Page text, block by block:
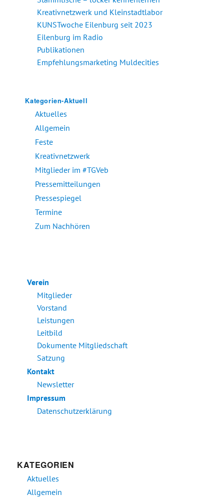
Kreativnetzwerk und Kleinstadtlabor
KUNSTwoche Eilenburg seit 2023
Eilenburg im Radio
Publikationen
Empfehlungsmarketing Muldecities
Kategorien-Aktuell
Aktuelles
Allgemein
Feste
Kreativnetzwerk
Mitglieder im #TGVeb
Pressemitteilungen
Pressespiegel
Termine
Zum Nachhören
Verein
Mitglieder
Vorstand
Leistungen
Leitbild
Dokumente Mitgliedschaft
Satzung
Kontakt
Newsletter
Impressum
Datenschutzerklärung
KATEGORIEN
Aktuelles
Allgemein